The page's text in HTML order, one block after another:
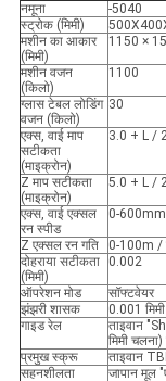
नमूना -5040
स्ट्रोक (मिमी)
मशीन का आकार
(मिमी)
1150 ×
मशीन वजन
(किलो)
1100
ग्लास टेबल लोडिंग
वजन (किलो)
30
एक्स, वाई माप
सटीकता
(माइक्रोन)
3.0 + L /
Z माप सटीकता
(माइक्रोन)
5.0 + L /
एक्स, वाई एक्सल
रन स्पीड
0-
Z एक्सल रन गति
0-100m /
दोहराया सटीकता
(मिमी)
0.002
ऑपरेशन मोड
सॉफ्टवेयर
झंझरी शासक
0.001
गाइड रेल
ताइवान
मिमी
प्रमुख स्क्रू
ताइवान
सहनशीलता
जापान मूल